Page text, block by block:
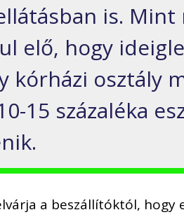
is.
elő, hogy
kórházi osztály
15 százaléka
a beszállítóktól, hogy